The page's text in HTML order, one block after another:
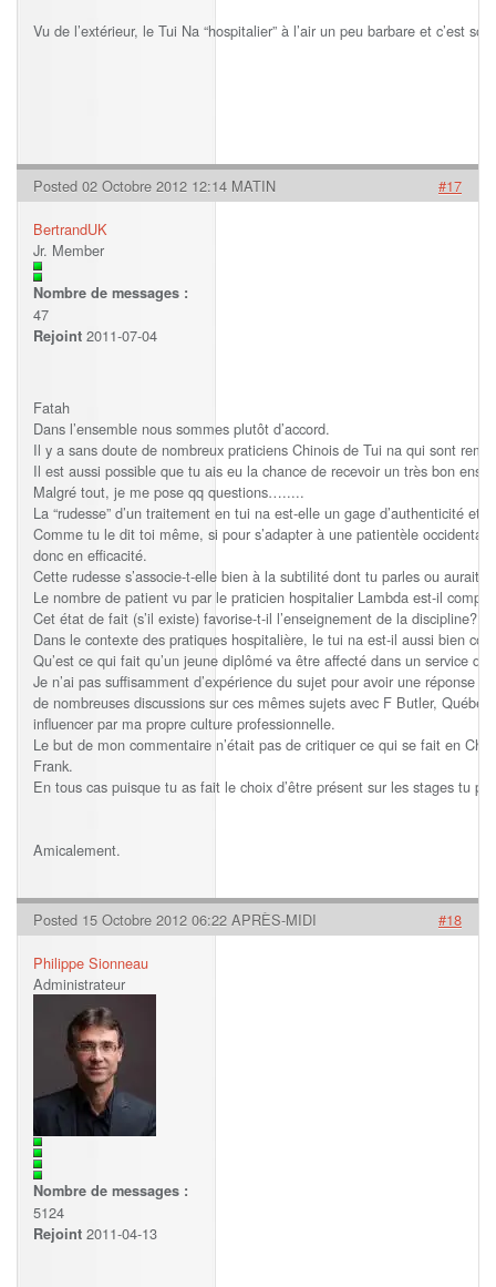
Vu de l’extérieur, le Tui Na “hospitalier” à l’air un peu barbare et c’est
Posted 02 Octobre 2012 12:14 MATIN #17
BertrandUK
Jr. Member
Nombre de messages :
47
Rejoint 2011-07-04
Fatah
Dans l’ensemble nous sommes plutôt d’accord.
Il y a sans doute de nombreux praticiens Chinois de Tui na qui sont
Il est aussi possible que tu ais eu la chance de recevoir un très bon
Malgré tout, je me pose qq questions….....
La “rudesse” d’un traitement en tui na est-elle un gage d’authenticité
Comme tu le dit toi même, si pour s’adapter à une patientèle
donc en efficacité.
Cette rudesse s’associe-t-elle bien à la subtilité dont tu parles ou aurait-
Le nombre de patient vu par le praticien hospitalier Lambda est-il
Cet état de fait (s’il existe) favorise-t-il l’enseignement de la discipline???
Dans le contexte des pratiques hospitalière, le tui na est-il aussi bien
Qu’est ce qui fait qu’un jeune diplômé va être affecté dans un service
Je n’ai pas suffisamment d’expérience du sujet pour avoir une réponse
de nombreuses discussions sur ces mêmes sujets avec F Butler,
influencer par ma propre culture professionnelle.
Le but de mon commentaire n’était pas de critiquer ce qui se fait en
Frank.
En tous cas puisque tu as fait le choix d’être présent sur les stages tu
Amicalement.
Posted 15 Octobre 2012 06:22 APRÈS-MIDI #18
Philippe Sionneau
Administrateur
Nombre de messages :
5124
Rejoint 2011-04-13